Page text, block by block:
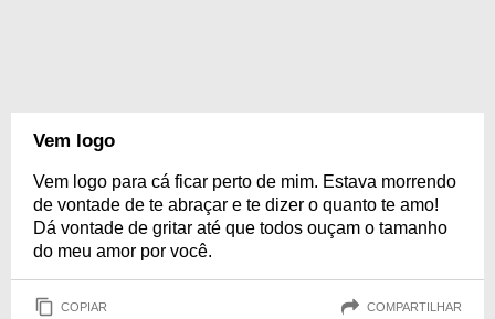
Vem logo
Vem logo para cá ficar perto de mim. Estava morrendo
de vontade de te abraçar e te dizer o quanto te amo!
Dá vontade de gritar até que todos ouçam o tamanho
do meu amor por você.
COPIAR COMPARTILHAR